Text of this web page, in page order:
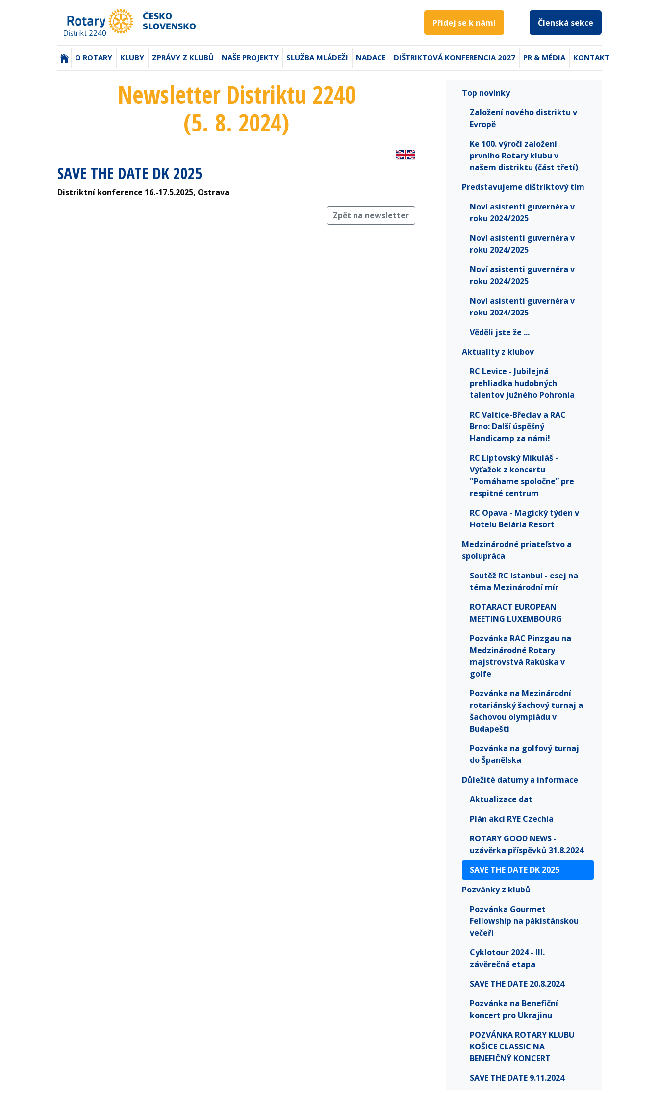
Přidej se k nám! Členská sekce
(AKTUÁLNÍ)
O ROTARY KLUBY ZPRÁVY Z KLUBŮ NAŠE PROJEKTY SLUŽBA MLÁDEŽI NADACE DIŠTRIKTOVÁ KONFERENCIA 2027 PR & MÉDIA KONTAKT
Newsletter Distriktu 2240
(5. 8. 2024)
SAVE THE DATE DK 2025
Distriktní konference 16.-17.5.2025, Ostrava
Zpět na newsletter
Top novinky
Založení nového distriktu v
Evropě
Ke 100. výročí založení
prvního Rotary klubu v
našem distriktu (část třetí)
Predstavujeme dištriktový tím
Noví asistenti guvernéra v
roku 2024/2025
Noví asistenti guvernéra v
roku 2024/2025
Noví asistenti guvernéra v
roku 2024/2025
Noví asistenti guvernéra v
roku 2024/2025
Věděli jste že ...
Aktuality z klubov
RC Levice - Jubilejná
prehliadka hudobných
talentov južného Pohronia
RC Valtice-Břeclav a RAC
Brno: Další úspěšný
Handicamp za námi!
RC Liptovský Mikuláš -
Výťažok z koncertu
"Pomáhame spoločne” pre
respitné centrum
RC Opava - Magický týden v
Hotelu Belária Resort
Medzinárodné priateľstvo a
spolupráca
Soutěž RC Istanbul - esej na
téma Mezinárodní mír
ROTARACT EUROPEAN
MEETING LUXEMBOURG
Pozvánka RAC Pinzgau na
Medzinárodné Rotary
majstrovstvá Rakúska v
golfe
Pozvánka na Mezinárodní
rotariánský šachový turnaj a
šachovou olympiádu v
Budapešti
Pozvánka na golfový turnaj
do Španělska
Důležité datumy a informace
Aktualizace dat
Plán akcí RYE Czechia
ROTARY GOOD NEWS -
uzávěrka příspěvků 31.8.2024
SAVE THE DATE DK 2025
Pozvánky z klubů
Pozvánka Gourmet
Fellowship na pákistánskou
večeři
Cyklotour 2024 - III.
závěrečná etapa
SAVE THE DATE 20.8.2024
Pozvánka na Benefiční
koncert pro Ukrajinu
POZVÁNKA ROTARY KLUBU
KOŠICE CLASSIC NA
BENEFIČNÝ KONCERT
SAVE THE DATE 9.11.2024